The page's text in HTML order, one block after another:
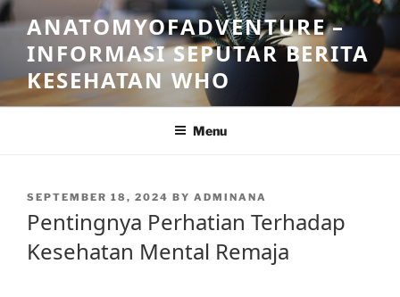
Skip
to
content
ANATOMYOFADVENTURE –
INFORMASI SEPUTAR BERITA
KESEHATAN WHO
Menu
POSTED
SEPTEMBER 18, 2024 BY ADMINANA
Pentingnya Perhatian Terhadap
Kesehatan Mental Remaja